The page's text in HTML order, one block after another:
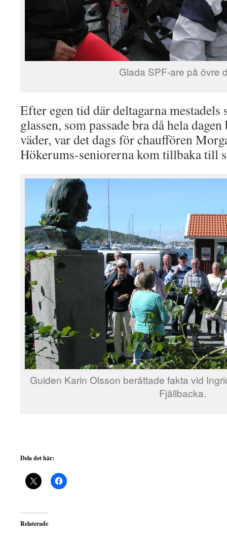
Glada SPF-are på övre
Efter egen tid där deltagarna mestadels
glassen, som passade bra då hela
väder, var det dags för chauffören
Hökerums-seniorerna kom tillbaka till
Guiden Karin Olsson berättade fakta vid
Fjällbacka.
Dela det här:
Relaterade